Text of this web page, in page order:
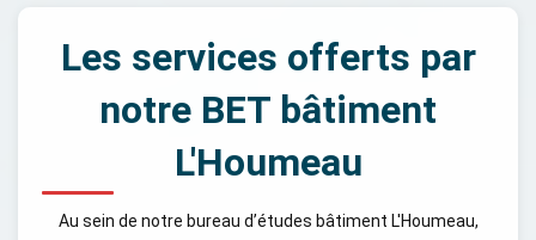
Les services offerts par
notre BET bâtiment
L'Houmeau
Au sein de notre bureau d’études bâtiment L'Houmeau,